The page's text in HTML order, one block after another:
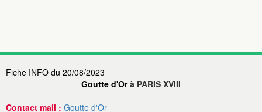
Fiche INFO du 20/08/2023
Goutte d'Orà PARIS XVIII
Contact mail : Goutte d'Or